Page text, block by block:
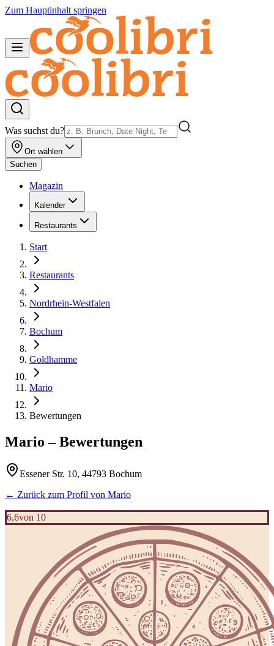
Zum Hauptinhalt springen
Was suchst du?
Ort wählen
Suchen
Magazin
Kalender
Restaurants
Start
Restaurants
Nordrhein-Westfalen
Bochum
Goldhamme
Mario
Bewertungen
Mario – Bewertungen
Essener Str. 10, 44793 Bochum
← Zurück zum Profil von Mario
6,6von 10